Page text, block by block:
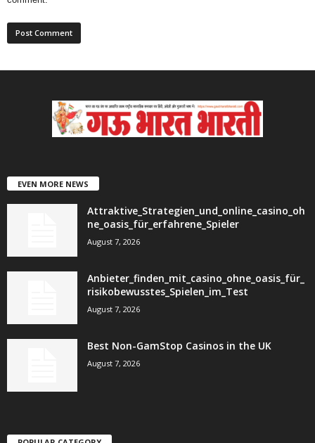
EVEN MORE NEWS
Attraktive_Strategien_und_online_casino_oh
ne_oasis_für_erfahrene_Spieler
August 7, 2026
Anbieter_finden_mit_casino_ohne_oasis_für_
risikobewusstes_Spielen_im_Test
August 7, 2026
Best Non-GamStop Casinos in the UK
August 7, 2026